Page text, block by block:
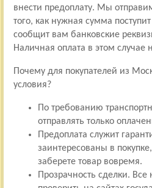
внести предоплату. Мы
того, как нужная сумма
сообщит вам банковские
Наличная оплата в этом случае
Почему для покупателей из
условия?
По требованию
отправлять только
Предоплата служит
заинтересованы в
заберете товар вовремя.
Прозрачность сделки.